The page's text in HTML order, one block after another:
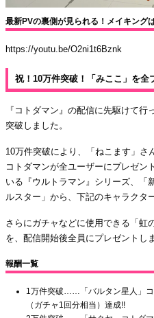
最新PVの裏側が見られる！メイキング
https://youtu.be/O2ni1t6Bznk
祝！10万件突破！「みここ」を全
『コトダマン』の配信に先駆けて
突破しました。
10万件突破により、「ねこます」さ
コトダマンが全ユーザーにプレゼン
いる『ウルトラマン』シリーズ、「
ルスター」から、下記のキャラクタ
さらにガチャなどに使用できる「虹
を、配信開始後全員にプレゼントし
報酬一覧
1万件突破……「バルタン星人」
（ガチャ1回分相当）達成!!